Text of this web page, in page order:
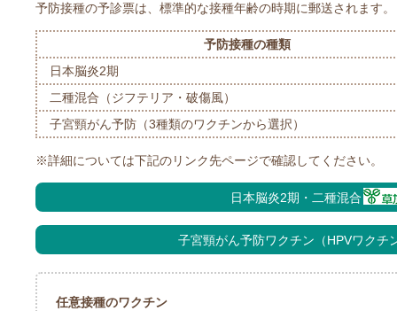
予防接種の予診票は、標準的な接種年齢の時期に郵送されます。
予防接種の種類
日本脳炎2期
二種混合（ジフテリア・破傷風）
子宮頸がん予防（3種類のワクチンから選択）
※詳細については下記のリンク先ページで確認してください。
日本脳炎2期・二種混合
子宮頸がん予防ワクチン（HPVワクチ
任意接種のワクチン